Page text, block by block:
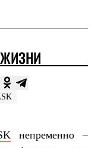
непременно –